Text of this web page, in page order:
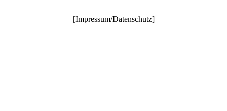
[Impressum/Datenschutz]